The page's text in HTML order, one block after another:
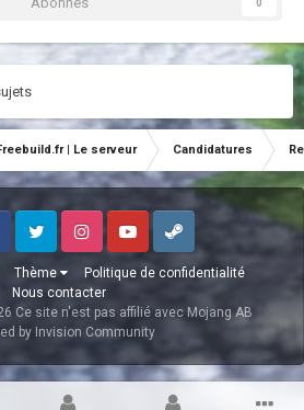
0
| Le serveur Candidatures
Thème
Politique de confidentialité
Nous contacter
Twitter InstagramYoutubeSteam
Ce site n'est pas affilié avec Mojang AB
by Invision Community